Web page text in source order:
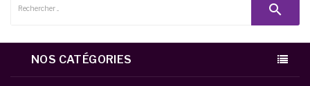
search
NOS CATÉGORIES